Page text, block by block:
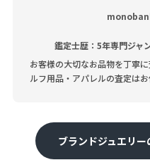
鑑定士歴：5年専門ジャ
お客様の大切なお品物を丁寧
ルフ用品・アパレルの査定はお
ブランドジュエリ